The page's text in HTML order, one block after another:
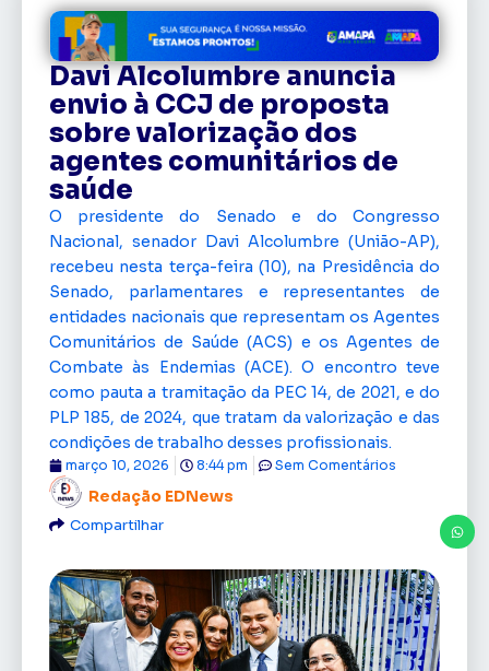
Davi Alcolumbre anuncia
envio à CCJ de proposta
sobre valorização dos
agentes comunitários de
saúde
O presidente do Senado e do Congresso
Nacional, senador Davi Alcolumbre (União-AP),
recebeu nesta terça-feira (10), na Presidência do
Senado, parlamentares e representantes de
entidades nacionais que representam os Agentes
Comunitários de Saúde (ACS) e os Agentes de
Combate às Endemias (ACE). O encontro teve
como pauta a tramitação da PEC 14, de 2021, e do
PLP 185, de 2024, que tratam da valorização e das
condições de trabalho desses profissionais.
Redação EDNews
março 10, 2026 8:44 pm Sem Comentários
Compartilhar